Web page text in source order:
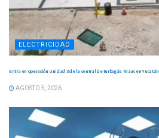
ELECTRICIDAD
Entra en operación Unidad 3 de la central de turbogás Nizuc en Yucatán
AGOSTO 5, 2026